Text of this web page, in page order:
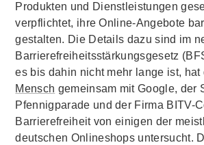
Produkten und Dienstleistungen
verpflichtet, ihre Online-Angebote
gestalten. Die Details dazu sind im
Barrierefreiheitsstärkungsgesetz
es bis dahin nicht mehr lange ist,
Mensch gemeinsam mit Google, der
Pfennigparade und der Firma BITV-
Barrierefreiheit von einigen der
deutschen Onlineshops untersucht.